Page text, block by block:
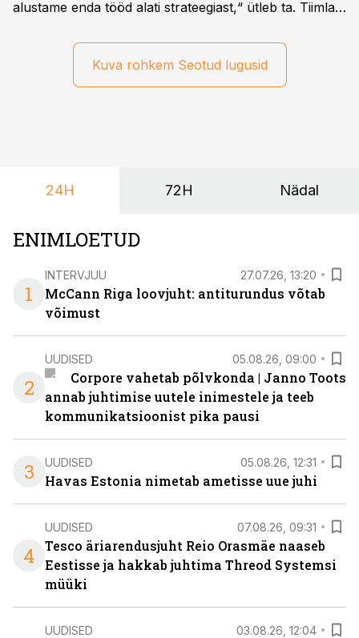
alustame enda tööd alati strateegiast,“ ütleb ta. Tiimla
hakkab alles esimeste visuaalide pealt mõtlema, mida
ta tegelikult tahab.Kuva rohkem Seotud lugusid
24H 72H Nädal
ENIMLOETUD
1
INTERVJUU 27.07.26, 13:20
McCann Riga loovjuht: antiturundus võtab
võimust
2
UUDISED 05.08.26, 09:00
Corpore vahetab põlvkonda | Janno Toots
annab juhtimise uutele inimestele ja teeb
kommunikatsioonist pika pausi
3 UUDISED 05.08.26, 12:31
Havas Estonia nimetab ametisse uue juhi
4
UUDISED 07.08.26, 09:31
Tesco äriarendusjuht Reio Orasmäe naaseb
Eestisse ja hakkab juhtima Threod Systemsi
müüki
UUDISED 03.08.26, 12:04